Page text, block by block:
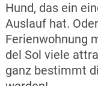
Hund, das ein
Auslauf hat.
Ferienwohnung
del Sol viele
ganz bestimmt